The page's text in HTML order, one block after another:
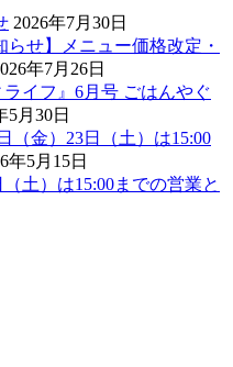
2026年7月30日
らせ】メニュー価格改定・
年7月26日
イフ』6月号 ごはんやぐ
5月30日
（金）23日（土）は15:00
年5月15日
（土）は15:00までの営業と